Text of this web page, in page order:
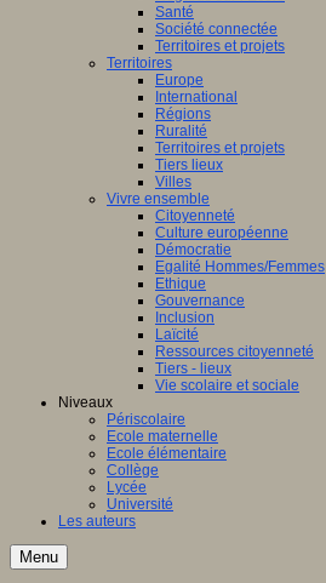
Santé
Société connectée
Territoires et projets
Territoires
Europe
International
Régions
Ruralité
Territoires et projets
Tiers lieux
Villes
Vivre ensemble
Citoyenneté
Culture européenne
Démocratie
Egalité Hommes/Femmes
Ethique
Gouvernance
Inclusion
Laïcité
Ressources citoyenneté
Tiers - lieux
Vie scolaire et sociale
Niveaux
Périscolaire
Ecole maternelle
Ecole élémentaire
Collège
Lycée
Université
Les auteurs
Menu